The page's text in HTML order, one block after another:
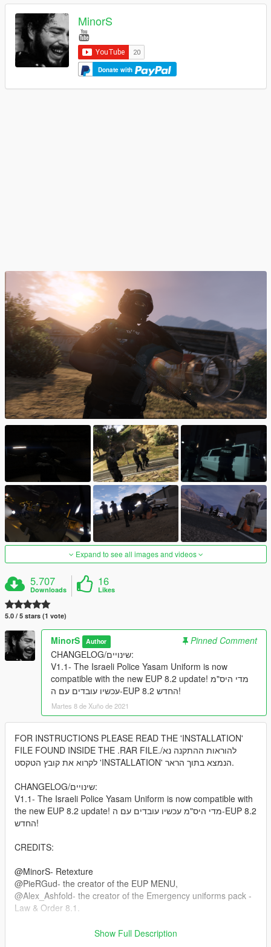
MinorS
Donate with
Expand to see all images and videos
5.707
Downloads
16
Likes
5.0 / 5 stars (1 vote)
MinorS Author
Pinned Comment
CHANGELOG/שינויים:
V1.1- The Israeli Police Yasam Uniform is now
compatible with the new EUP 8.2 update! מדי היס"מ
עכשיו עובדים עם ה-EUP 8.2 החדש!
Martes 8 de Xuño de 2021
FOR INSTRUCTIONS PLEASE READ THE 'INSTALLATION'
FILE FOUND INSIDE THE .RAR FILE./להוראות ההתקנה נא
לקרוא את קובץ הטקסט 'INSTALLATION' הנמצא בתוך הראר.
CHANGELOG/שינויים:
V1.1- The Israeli Police Yasam Uniform is now compatible with
the new EUP 8.2 update! מדי היס"מ עכשיו עובדים עם ה-EUP 8.2
החדש!
CREDITS:
@MinorS- Retexture
@PieRGud- the creator of the EUP MENU,
@Alex_Ashfold- the creator of the Emergency uniforms pack -
Law & Order 8.1.
Show Full Description